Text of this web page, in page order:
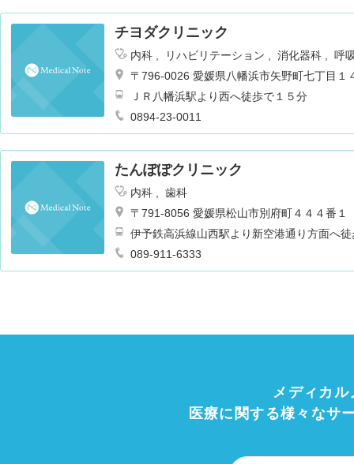
チヨダクリニック
内科 リハビリテーション 消化器科
呼
〒796-0026 愛媛県八幡浜市矢野町七丁目１
ＪＲ八幡浜駅より西へ徒歩で１５分
0894-23-0011
たんぽぽクリニック
内科
歯科
〒791-8056 愛媛県松山市別府町４４４番１
伊予鉄高浜線山西駅より新空港通り方面へ
089-911-6333
メディカ
医療に関する様々なサ